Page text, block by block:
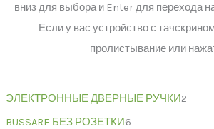
вниз для выбора и Enter для перехода
Если у вас устройство с
пролистывание или
ЭЛЕКТРОННЫЕ ДВЕРНЫЕ РУЧКИ2
BUSSARE БЕЗ РОЗЕТКИ6